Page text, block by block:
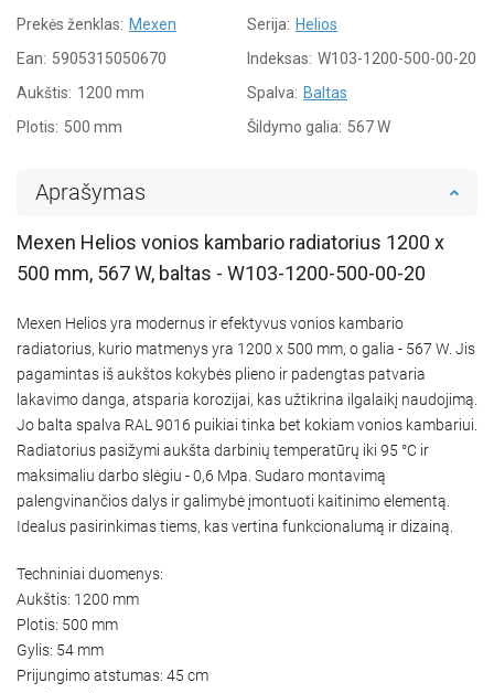
Prekės ženklas: Mexen Serija: Helios
Ean: 5905315050670 Indeksas: W103-1200-500-00-20
Aukštis: 1200 mm Spalva: Baltas
Plotis: 500 mm Šildymo galia: 567 W
Aprašymas
Mexen Helios vonios kambario radiatorius 1200 x
500 mm, 567 W, baltas - W103-1200-500-00-20
Mexen Helios yra modernus ir efektyvus vonios kambario
radiatorius, kurio matmenys yra 1200 x 500 mm, o galia - 567 W. Jis
pagamintas iš aukštos kokybės plieno ir padengtas patvaria
lakavimo danga, atsparia korozijai, kas užtikrina ilgalaikį naudojimą.
Jo balta spalva RAL 9016 puikiai tinka bet kokiam vonios kambariui.
Radiatorius pasižymi aukšta darbinių temperatūrų iki 95 °C ir
maksimaliu darbo slėgiu - 0,6 Mpa. Sudaro montavimą
palengvinančios dalys ir galimybė įmontuoti kaitinimo elementą.
Idealus pasirinkimas tiems, kas vertina funkcionalumą ir dizainą.
Techniniai duomenys:
Aukštis: 1200 mm
Plotis: 500 mm
Gylis: 54 mm
Prijungimo atstumas: 45 cm